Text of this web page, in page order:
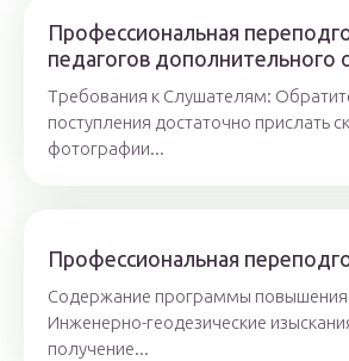
Профессиональная
педагогов дополнительного
Требования к Слушателям:
поступления достаточно прислать
фотографии...
Профессиональная
Содержание программы повышения
Инженерно-геодезические
получение...